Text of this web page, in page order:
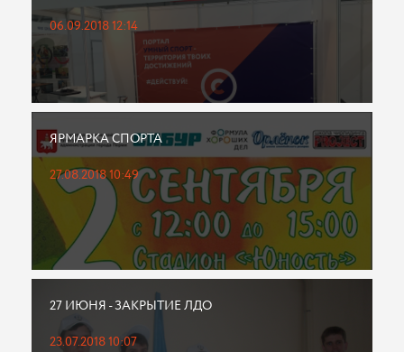
06.09.2018 12:14
ЯРМАРКА СПОРТА
27.08.2018 10:49
27 ИЮНЯ - ЗАКРЫТИЕ ЛДО
23.07.2018 10:07